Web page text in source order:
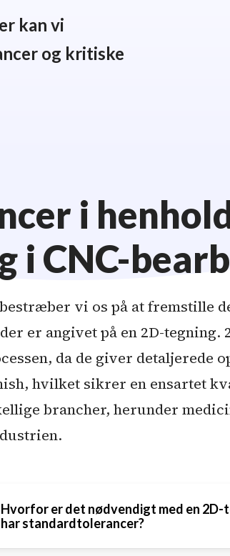
kan vi
og kritiske
i
i CNC-
vi os på at fremstille
er angivet på en 2D-tegning.
da de giver detaljerede
hvilket sikrer en ensartet
brancher, herunder
Hvorfor er det nødvendigt med en 2D-
har standardtolerancer?